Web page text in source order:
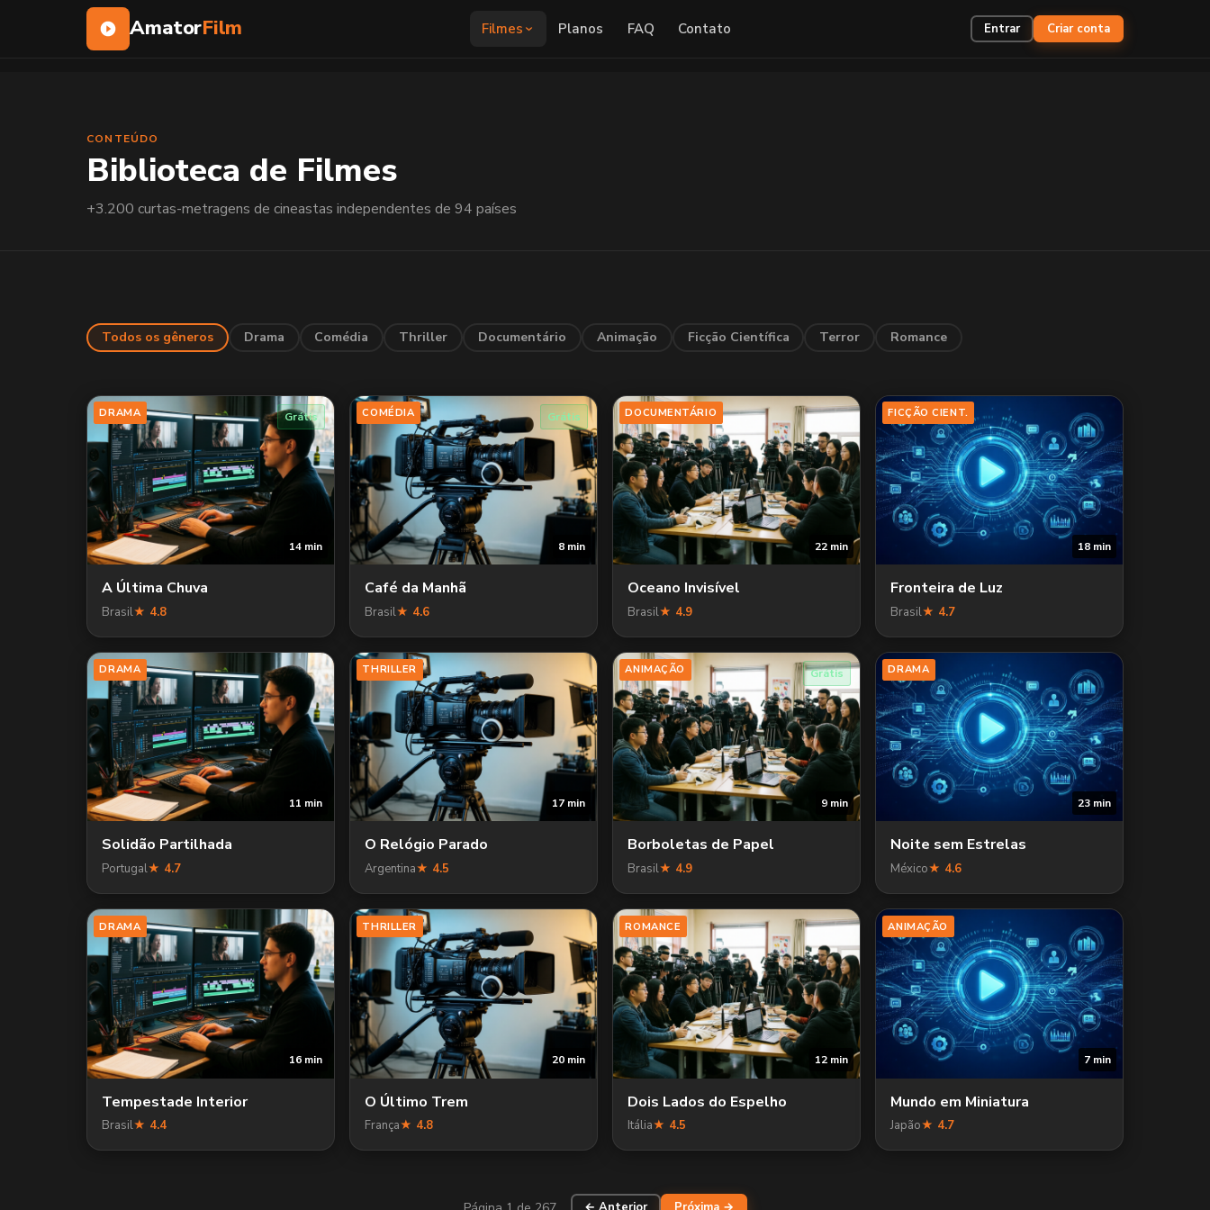
AmatorFilm Filmes Planos FAQ Contato Entrar Criar conta
CONTEÚDO
Biblioteca de Filmes
+3.200 curtas-metragens de cineastas independentes de 94 países
Todos os gêneros Drama Comédia Thriller Documentário Animação Ficção Científica Terror Romance
DRAMA
14 min
Grátis
A Última Chuva
Brasil★ 4.8
COMÉDIA
8 min
Grátis
Café da Manhã
Brasil★ 4.6
DOCUMENTÁRIO
22 min
Oceano Invisível
Brasil★ 4.9
FICÇÃO CIENT.
18 min
Fronteira de Luz
Brasil★ 4.7
DRAMA
11 min
Solidão Partilhada
Portugal★ 4.7
THRILLER
17 min
O Relógio Parado
Argentina★ 4.5
ANIMAÇÃO
9 min
Grátis
Borboletas de Papel
Brasil★ 4.9
DRAMA
23 min
Noite sem Estrelas
México★ 4.6
DRAMA
16 min
Tempestade Interior
Brasil★ 4.4
THRILLER
20 min
O Último Trem
França★ 4.8
ROMANCE
12 min
Dois Lados do Espelho
Itália★ 4.5
ANIMAÇÃO
7 min
Mundo em Miniatura
Japão★ 4.7